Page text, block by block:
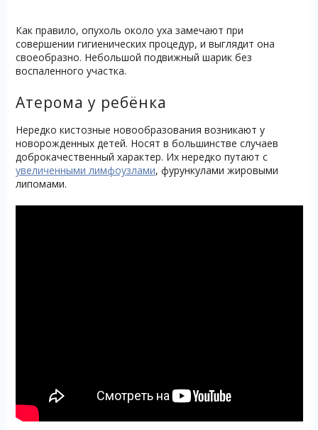
Как правило, опухоль около уха замечают при
совершении гигиенических процедур, и выглядит она
своеобразно. Небольшой подвижный шарик без
воспаленного участка.
Атерома у ребёнка
Нередко кистозные новообразования возникают у
новорожденных детей. Носят в большинстве случаев
доброкачественный характер. Их нередко путают с
увеличенными лимфоузлами, фурункулами жировыми
липомами.